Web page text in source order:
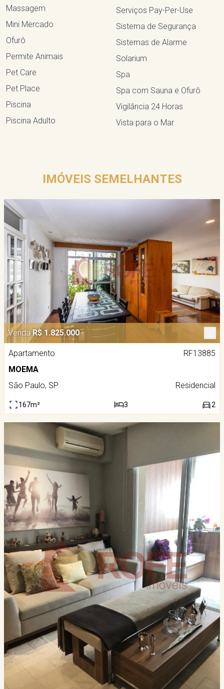
Massagem
Mini Mercado
Ofurô
Permite Animais
Pet Care
Pet Place
Piscina
Piscina Adulto
Serviços Pay-Per-Use
Sistema de Segurança
Sistemas de Alarme
Solarium
Spa
Spa com Sauna e Ofurô
Vigilância 24 Horas
Vista para o Mar
IMÓVEIS SEMELHANTES
Venda R$ 1.825.000
Apartamento
RF13885
MOEMA
São Paulo, SP
Residencial
167m² 3 2